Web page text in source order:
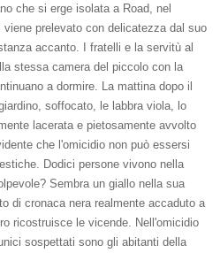
che si erge isolata a Road, nel
prelevato con delicatezza dal suo
accanto. I fratelli e la servitù al
stessa camera del piccolo con la
a dormire. La mattina dopo il
soffocato, le labbra viola, lo
lacerata e pietosamente avvolto
che l'omicidio non può essersi
Dodici persone vivono nella
Sembra un giallo nella sua
di cronaca nera realmente accaduto a
ricostruisce le vicende. Nell'omicidio
sospettati sono gli abitanti della